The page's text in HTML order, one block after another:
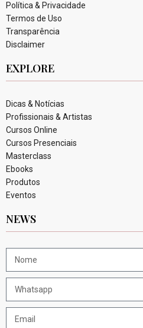
Política & Privacidade
Termos de Uso
Transparência
Disclaimer
EXPLORE
Dicas & Notícias
Profissionais & Artistas
Cursos Online
Cursos Presenciais
Masterclass
Ebooks
Produtos
Eventos
NEWS